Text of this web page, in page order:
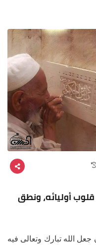
أوليائه، ونطق
جعل الله تبارك وتعالى فيه